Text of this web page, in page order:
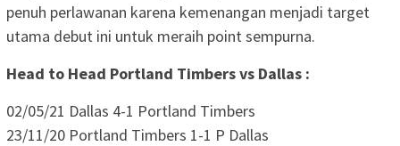
penuh perlawanan karena kemenangan menjadi target
utama debut ini untuk meraih point sempurna.
Head to Head Portland Timbers vs Dallas :
02/05/21 Dallas 4-1 Portland Timbers
23/11/20 Portland Timbers 1-1 P Dallas